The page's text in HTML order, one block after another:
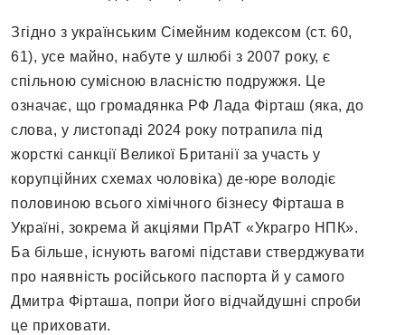
Згідно з українським Сімейним кодексом (ст. 60,
61), усе майно, набуте у шлюбі з 2007 року, є
спільною сумісною власністю подружжя. Це
означає, що громадянка РФ Лада Фірташ (яка, до
слова, у листопаді 2024 року потрапила під
жорсткі санкції Великої Британії за участь у
корупційних схемах чоловіка) де-юре володіє
половиною всього хімічного бізнесу Фірташа в
Україні, зокрема й акціями ПрАТ «Украгро НПК».
Ба більше, існують вагомі підстави стверджувати
про наявність російського паспорта й у самого
Дмитра Фірташа, попри його відчайдушні спроби
це приховати.